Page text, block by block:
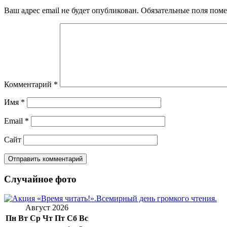
Ваш адрес email не будет опубликован. Обязательные поля
Комментарий *
Имя *
Email *
Сайт
Случайное фото
Август 2026
Пн Вт Ср Чт Пт Сб Вс